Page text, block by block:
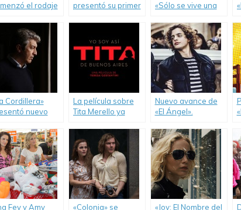
el rodaje
presentó su primer
«Sólo se vive una
Cordillera»
nuevo
La película sobre
Tita Merello ya
estreno y trailer.
Nuevo avance de
«El Ángel».
Fey y Amy
«Colonia» se
«Joy: El Nombre del